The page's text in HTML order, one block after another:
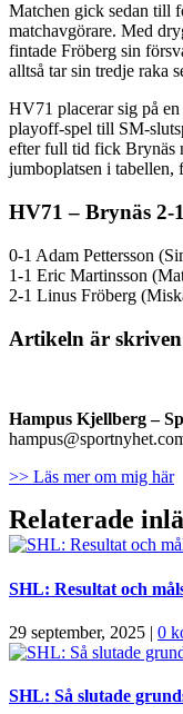
Matchen gick sedan till
matchavgörare. Med
fintade Fröberg sin
alltså tar sin tredje raka
HV71 placerar sig på
playoff-spel till SM-
efter full tid fick Brynäs
jumboplatsen i tabellen,
HV71 – Brynäs 2-
0-1 Adam Pettersson
1-1 Eric Martinsson
2-1 Linus Fröberg
Artikeln är
Hampus Kjellberg–
>> Läs mer om mig här
Relaterade
SHL: Resultat och
29 september, 2025 | 0
SHL: Så slutade